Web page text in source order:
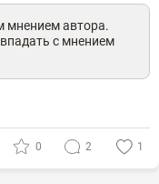
мнением автора.
с мнением
0 2 1